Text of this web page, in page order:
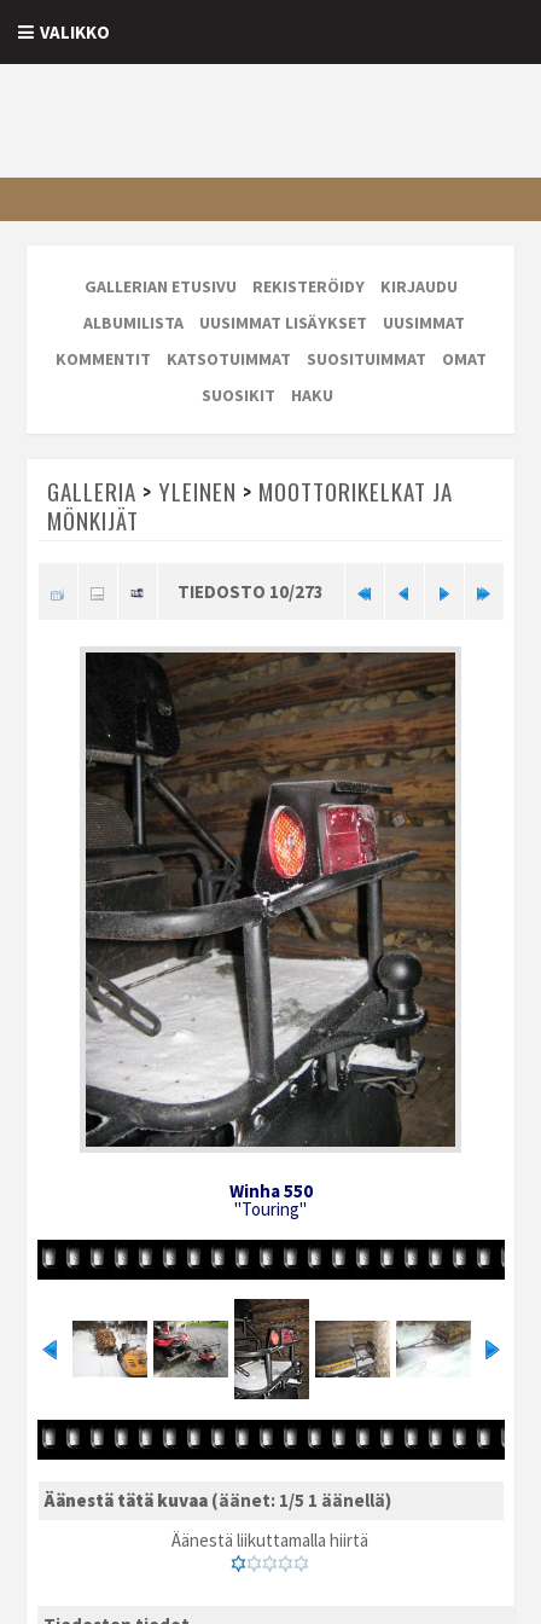
VALIKKO
GALLERIAN ETUSIVU REKISTERÖIDY
KIRJAUDU
ALBUMILISTA
UUSIMMAT LISÄYKSET
UUSIMMAT
KOMMENTIT
KATSOTUIMMAT SUOSITUIMMAT
OMAT
SUOSIKIT
HAKU
GALLERIA > YLEINEN > MOOTTORIKELKAT JA
MÖNKIJÄT
TIEDOSTO 10/273
Winha 550
"Touring"
Äänestä tätä kuvaa (äänet: 1/5 1 äänellä)
Äänestä liikuttamalla hiirtä